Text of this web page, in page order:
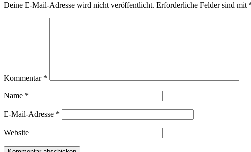
Deine E-Mail-Adresse wird nicht veröffentlicht. Erforderliche Felder sind mit
Kommentar *
Name *
E-Mail-Adresse *
Website